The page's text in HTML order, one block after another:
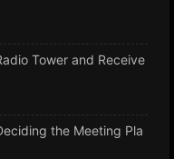
Tower and Receive
the Meeting Pla